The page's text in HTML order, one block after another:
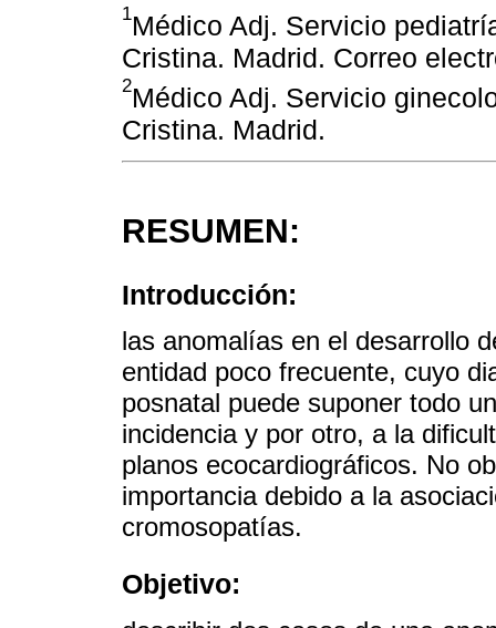
1Médico Adj. Servicio
Cristina. Madrid. Correo
2Médico Adj. Servicio
Cristina. Madrid.
RESUMEN:
Introducción:
las anomalías en el desarrollo
entidad poco frecuente, cuyo
posnatal puede suponer todo
incidencia y por otro, a la
planos ecocardiográficos. No
importancia debido a la
cromosopatías.
Objetivo: